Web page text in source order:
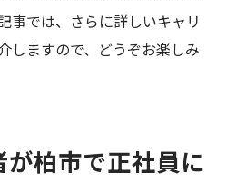
事では、さらに詳しいキャリ
しますので、どうぞお楽しみ
柏市で正社員に